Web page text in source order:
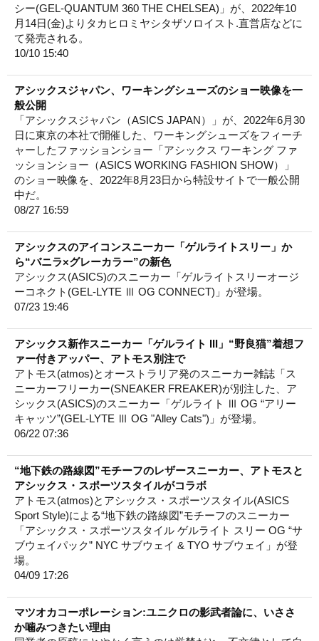
シー(GEL-QUANTUM 360 THE CHELSEA)」が、2022年10
月14日(金)よりタカヒロミヤシタザソロイスト.直営店などに
て発売される。
10/10 15:40
アシックスジャパン、ワーキングシューズのショー映像を一
般公開
「アシックスジャパン（ASICS JAPAN）」が、2022年6月30
日に東京の本社で開催した、ワーキングシューズをフィーチ
ャーしたファッションショー「アシックス ワーキング ファ
ッションショー（ASICS WORKING FASHION SHOW）」
のショー映像を、2022年8月23日から特設サイトで一般公開
中だ。
08/27 16:59
アシックスのアイコンスニーカー「ゲルライトスリー」か
ら“バニラ×グレーカラー”の新色
アシックス(ASICS)のスニーカー「ゲルライトスリーオージ
ーコネクト(GEL-LYTE Ⅲ OG CONNECT)」が登場。
07/23 19:46
アシックス新作スニーカー「ゲルライト III」“野良猫”着想フ
ァー付きアッパー、アトモス別注で
アトモス(atmos)とオーストラリア発のスニーカー雑誌「ス
ニーカーフリーカー(SNEAKER FREAKER)が別注した、ア
シックス(ASICS)のスニーカー「ゲルライト Ⅲ OG “アリー
キャッツ”(GEL-LYTE Ⅲ OG "Alley Cats")」が登場。
06/22 07:36
“地下鉄の路線図”モチーフのレザースニーカー、アトモスと
アシックス・スポーツスタイルがコラボ
アトモス(atmos)とアシックス・スポーツスタイル(ASICS
Sport Style)による“地下鉄の路線図”モチーフのスニーカー
「アシックス・スポーツスタイル ゲルライト スリー OG “サ
ブウェイパック” NYC サブウェイ & TYO サブウェイ」が登
場。
04/09 17:26
マツオカコーポレーション:ユニクロの影武者論に、いささ
か噛みつきたい理由